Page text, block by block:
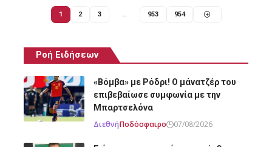
1 2 3 … 953 954
Ροή Ειδήσεων
«Βόμβα» με Ρόδρι! Ο μάνατζέρ του
επιβεβαίωσε συμφωνία με την
Μπαρτσελόνα
ΔιεθνήΠοδόσφαιρο 07/08/2026